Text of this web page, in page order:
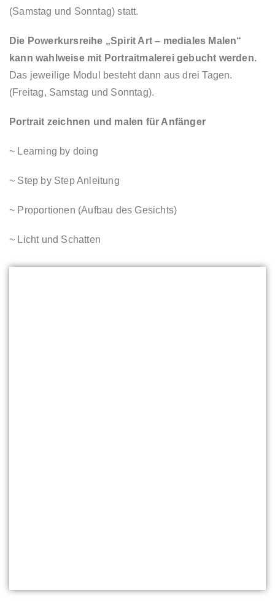
(Samstag und Sonntag) statt.
Die Powerkursreihe „Spirit Art – mediales Malen“
kann wahlweise mit Portraitmalerei gebucht werden.
Das jeweilige Modul besteht dann aus drei Tagen.
(Freitag, Samstag und Sonntag).
Portrait zeichnen und malen für Anfänger
~ Learning by doing
~ Step by Step Anleitung
~ Proportionen (Aufbau des Gesichts)
~ Licht und Schatten